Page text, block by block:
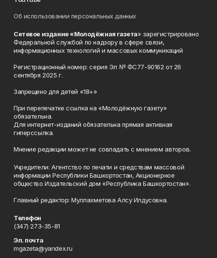
Об использовании персональных данных
Сетевое издание «Молодёжная газета» зарегистрировано
Федеральной службой по надзору в сфере связи,
информационных технологий и массовых коммуникаций
Регистрационный номер: серия Эл № ФС77-90162 от 26
сентября 2025 г.
Запрещено для детей «18+»
При перепечатке ссылка на «Молодёжную газету»
обязательна.
Для интернет-изданий обязательна прямая активная
гиперссылка.
Мнение редакции может не совпадать с мнением авторов.
Учредители: Агентство по печати и средствам массовой
информации Республики Башкортостан, Акционерное
общество Издательский дом «Республика Башкортостан».
Главный редактор: Муллахметова Алсу Илдусовна.
Телефон
(347) 273-35-81
Эл. почта
mgazeta@yandex.ru